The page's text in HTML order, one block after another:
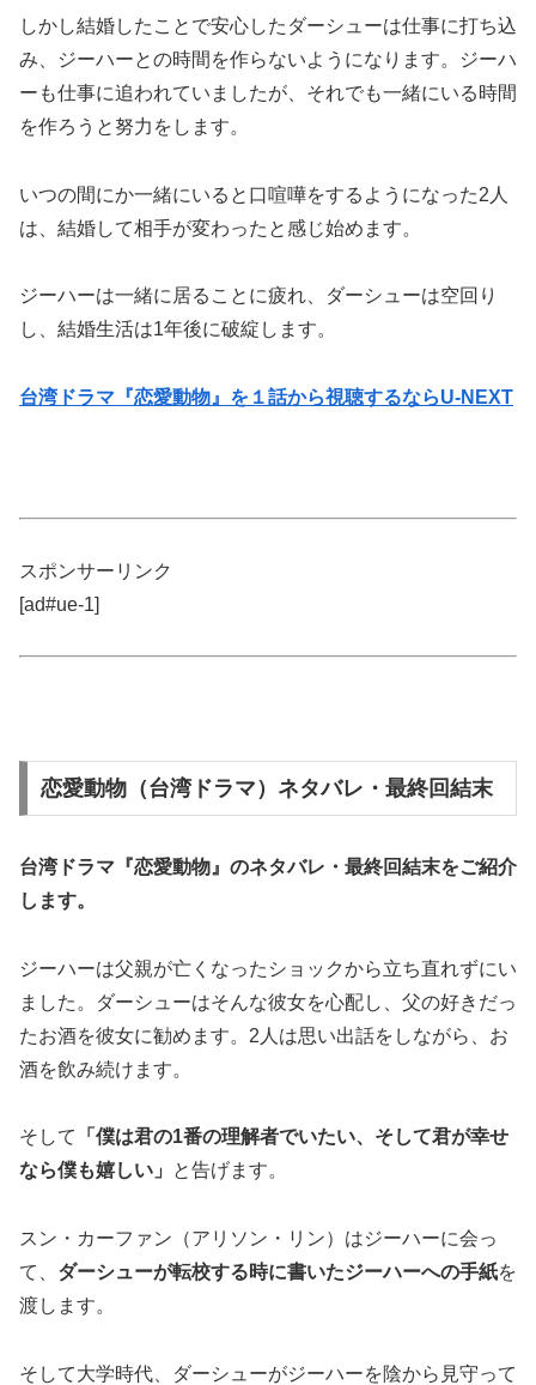
しかし結婚したことで安心したダーシューは仕事に打ち込
み、ジーハーとの時間を作らないようになります。ジーハ
ーも仕事に追われていましたが、それでも一緒にいる時間
を作ろうと努力をします。
いつの間にか一緒にいると口喧嘩をするようになった2人
は、結婚して相手が変わったと感じ始めます。
ジーハーは一緒に居ることに疲れ、ダーシューは空回り
し、結婚生活は1年後に破綻します。
台湾ドラマ『恋愛動物』を１話から視聴するならU-NEXT
スポンサーリンク
[ad#ue-1]
恋愛動物（台湾ドラマ）ネタバレ・最終回結末
台湾ドラマ『恋愛動物』のネタバレ ・ 最終回結末をご紹介
します。
ジーハーは父親が亡くなったショックから立ち直れずにい
ました。ダーシューはそんな彼女を心配し、父の好きだっ
たお酒を彼女に勧めます。2人は思い出話をしながら、お
酒を飲み続けます。
そして
「僕は君の1番の理解者でいたい、そして君が幸せ
なら僕も嬉しい」
と告げます。
スン・カーファン（アリソン・リン） はジーハーに会っ
て、 ダーシューが転校する時に書いたジーハーへの手紙を
渡します。
そして大学時代、ダーシューがジーハーを陰から見守って